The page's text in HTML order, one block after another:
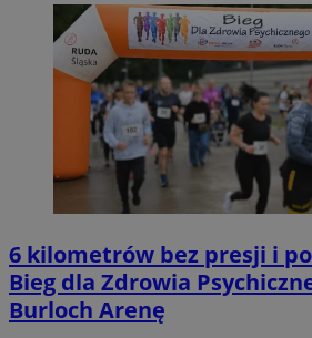
6 kilometrów bez presji i
Bieg dla Zdrowia
Burloch Arenę